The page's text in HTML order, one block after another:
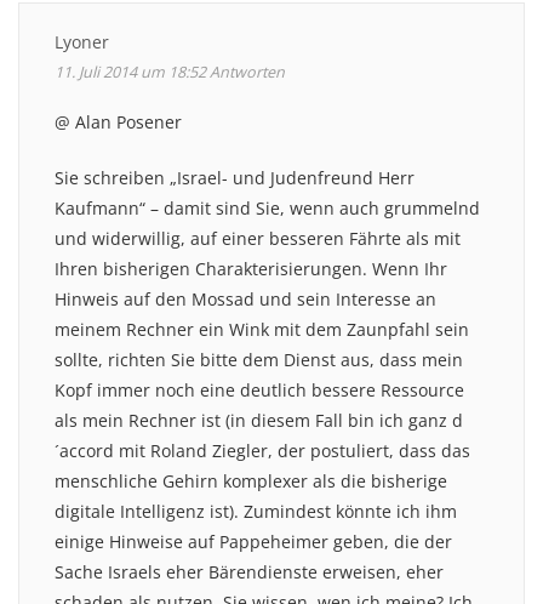
Lyoner
11. Juli 2014 um 18:52Antworten
@ Alan Posener
Sie schreiben „Israel- und Judenfreund Herr
Kaufmann“ – damit sind Sie, wenn auch grummelnd
und widerwillig, auf einer besseren Fährte als mit
Ihren bisherigen Charakterisierungen. Wenn Ihr
Hinweis auf den Mossad und sein Interesse an
meinem Rechner ein Wink mit dem Zaunpfahl sein
sollte, richten Sie bitte dem Dienst aus, dass mein
Kopf immer noch eine deutlich bessere Ressource
als mein Rechner ist (in diesem Fall bin ich ganz d
´accord mit Roland Ziegler, der postuliert, dass das
menschliche Gehirn komplexer als die bisherige
digitale Intelligenz ist). Zumindest könnte ich ihm
einige Hinweise auf Pappeheimer geben, die der
Sache Israels eher Bärendienste erweisen, eher